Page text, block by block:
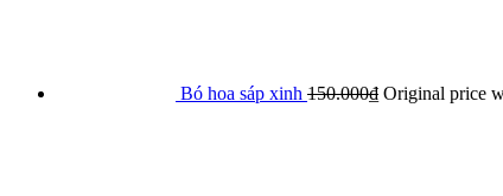
Bó hoa sáp xinh 150.000₫ Original price